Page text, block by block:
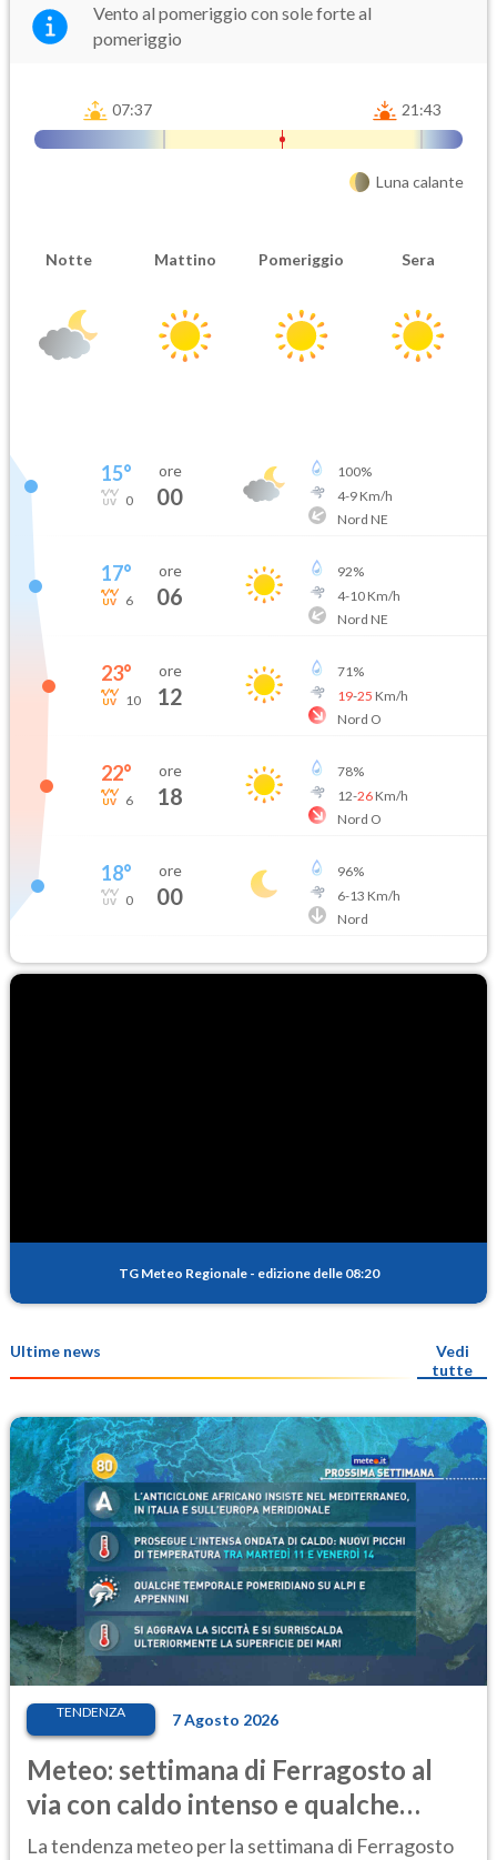
Vento al pomeriggio con sole forte al
pomeriggio
07:37 21:43
Luna calante
Notte Mattino Pomeriggio Sera
15°
0
ore
00
100%
4-9Km/h
Nord NE
17°
6
ore
06
92%
4-10Km/h
Nord NE
23°
10
ore
12
71%
19-25 Km/h
Nord O
22°
6
ore
18
78%
12-26Km/h
Nord O
18°
0
ore
00
96%
6-13 Km/h
Nord
TG Meteo Regionale - edizione delle 08:20
Ultime news
Vedi
tutte
TENDENZA 7 Agosto 2026
Meteo: settimana di Ferragosto al
via con caldo intenso e qualche
temporale
La tendenza meteo per la settimana di Ferragosto